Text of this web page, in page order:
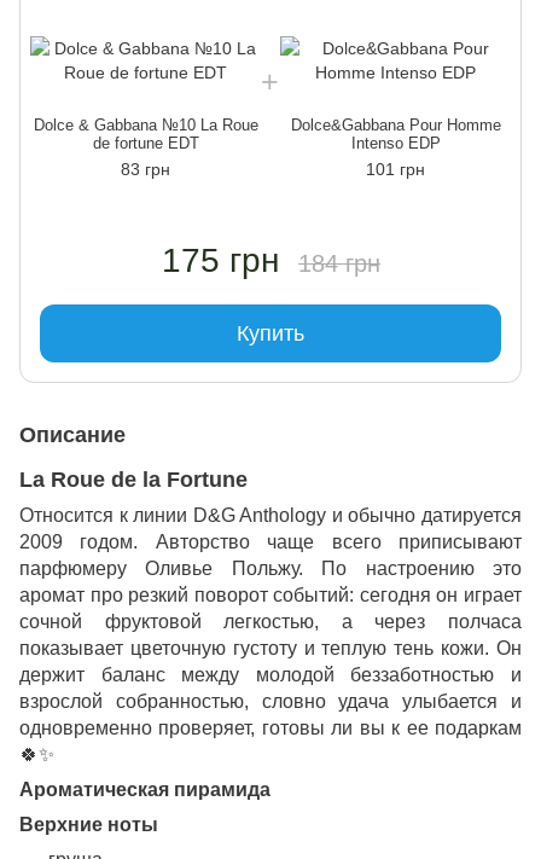
Dolce & Gabbana №10 La Roue
de fortune EDT
83 грн
Dolce&Gabbana Pour Homme
Intenso EDP
101 грн
175 грн 184 грн
Купить
Описание
La Roue de la Fortune
Относится к линии D&G Anthology и обычно датируется
2009 годом. Авторство чаще всего приписывают
парфюмеру Оливье Польжу. По настроению это
аромат про резкий поворот событий: сегодня он играет
сочной фруктовой легкостью, а через полчаса
показывает цветочную густоту и теплую тень кожи. Он
держит баланс между молодой беззаботностью и
взрослой собранностью, словно удача улыбается и
одновременно проверяет, готовы ли вы к ее подаркам
🍀✨
Ароматическая пирамида
Верхние ноты